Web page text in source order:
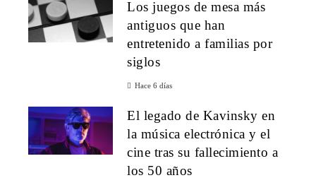
Los juegos de mesa más
antiguos que han
entretenido a familias por
siglos
Hace 6 días
El legado de Kavinsky en
la música electrónica y el
cine tras su fallecimiento a
los 50 años